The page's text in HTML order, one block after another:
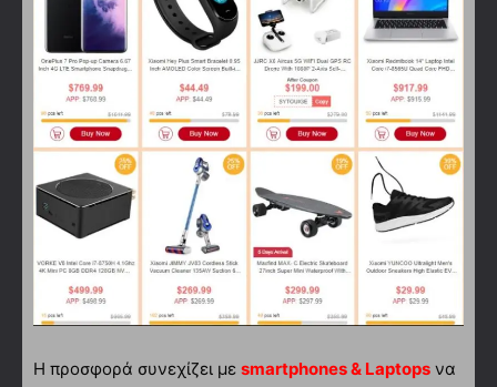
Η προσφορά συνεχίζει με smartphones & Laptops να